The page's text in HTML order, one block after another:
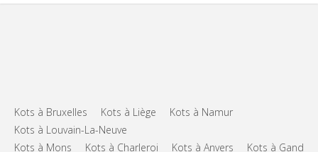
Kots à Bruxelles Kots à Liège
Kots à Namur
Kots à Louvain-La-Neuve
Kots à Mons
Kots à Charleroi Kots à Anvers Kots à Gand